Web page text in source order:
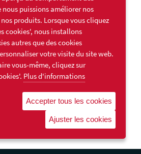
puissions améliorer nos
produits. Lorsque vous cliquez
cookies', nous installons
autres que des cookies
votre visite du site web.
vous-même, cliquez sur
Plus d'informations
Accepter tous les cookies
Ajuster les cookies